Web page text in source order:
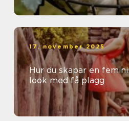
17. november 2025
Hur du skapar en
look med få plagg